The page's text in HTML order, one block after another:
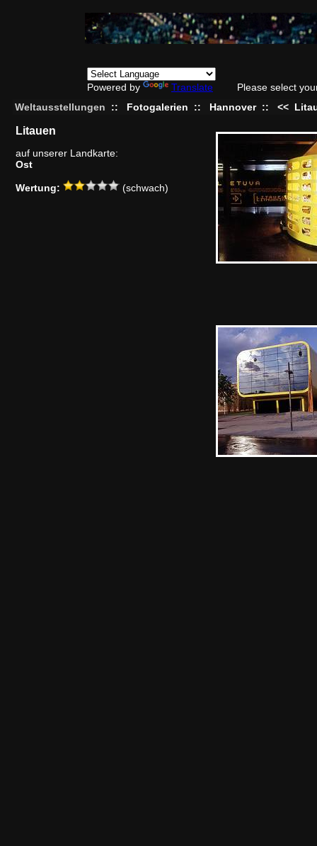
Powered by Translate
Please select
Weltausstellungen
:: Fotogalerien :: Hannover :: <<
Litauen
auf unserer Landkarte:
Ost
Wertung: (schwach)